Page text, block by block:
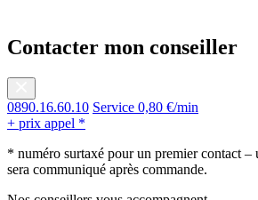
Contacter mon conseiller
0890.16.60.10 Service 0,80 €/min
+ prix appel *
* numéro surtaxé pour un premier contact –
sera communiqué après commande.